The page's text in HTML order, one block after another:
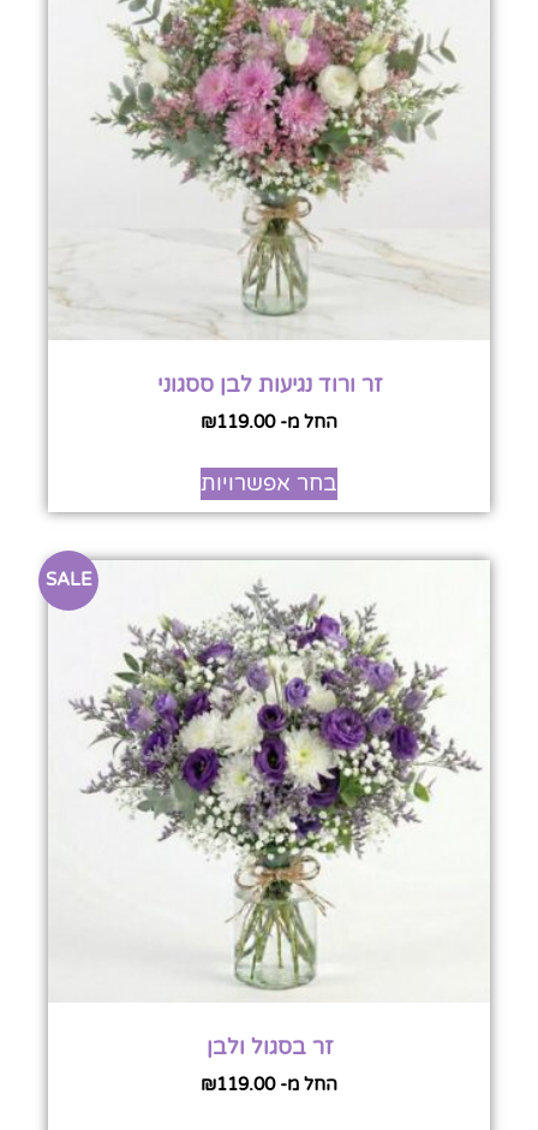
זר ורוד נגיעות לבן ססגוני
החל מ- ₪119.00
בחר אפשרויות
SALE
זר בסגול ולבן
החל מ- ₪119.00